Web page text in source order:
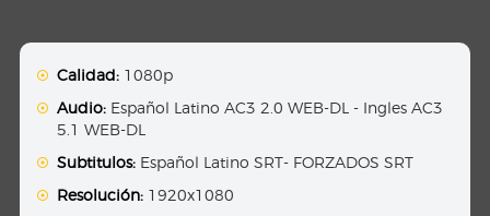
Calidad: 1080p
Audio: Español Latino AC3 2.0 WEB-DL - Ingles AC3
5.1 WEB-DL
Subtitulos: Español Latino SRT- FORZADOS SRT
Resolución: 1920x1080